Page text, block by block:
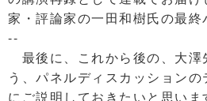
家・評論家の一田和樹氏の最終
--
最後に、これから後の、大澤
う、パネルディスカッション
にご説明しておきたいと思いま